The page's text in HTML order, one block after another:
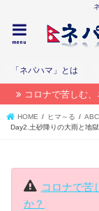
menu
「ネパハマ」とは
コロナで苦しむ
HOME ヒマ～る
Day2.土砂降りの大雨と地
コロナで苦
か？